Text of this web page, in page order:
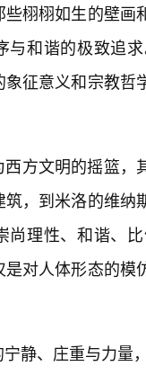
栩栩如生的壁
与和谐的极致追
征意义和宗教
方文明的摇篮
，到米洛的维
尚理性、和谐、
对人体形态的
静、庄重与力量